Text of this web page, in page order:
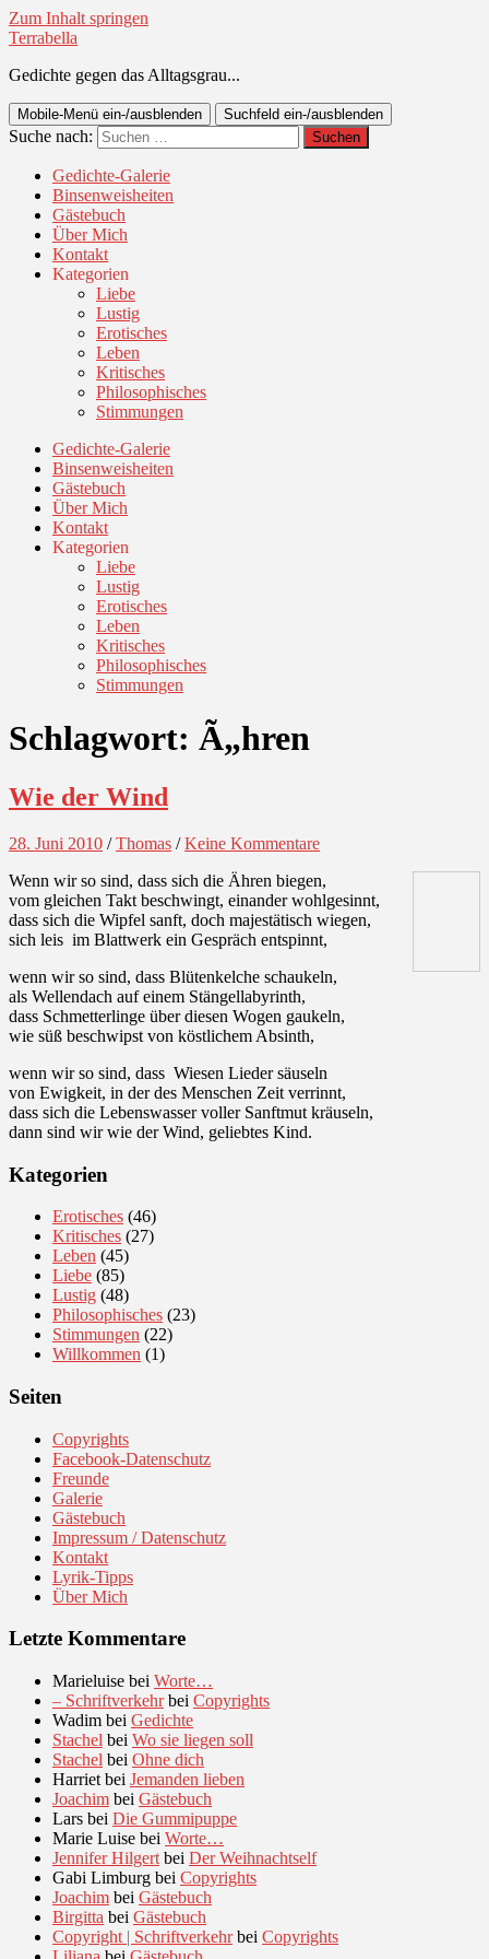
Zum Inhalt springen
Terrabella
Gedichte gegen das Alltagsgrau...
Mobile-Menü ein-/ausblenden Suchfeld ein-/ausblenden
Suche nach:
Gedichte-Galerie
Binsenweisheiten
Gästebuch
Über Mich
Kontakt
Kategorien
Liebe
Lustig
Erotisches
Leben
Kritisches
Philosophisches
Stimmungen
Gedichte-Galerie
Binsenweisheiten
Gästebuch
Über Mich
Kontakt
Kategorien
Liebe
Lustig
Erotisches
Leben
Kritisches
Philosophisches
Stimmungen
Schlagwort: Ã„hren
Wie der Wind
28. Juni 2010 /Thomas /Keine Kommentare
Wenn wir so sind, dass sich die Ähren biegen,
vom gleichen Takt beschwingt, einander wohlgesinnt,
dass sich die Wipfel sanft, doch majestätisch wiegen,
sich leis im Blattwerk ein Gespräch entspinnt,
wenn wir so sind, dass Blütenkelche schaukeln,
als Wellendach auf einem Stängellabyrinth,
dass Schmetterlinge über diesen Wogen gaukeln,
wie süß beschwipst von köstlichem Absinth,
wenn wir so sind, dass Wiesen Lieder säuseln
von Ewigkeit, in der des Menschen Zeit verrinnt,
dass sich die Lebenswasser voller Sanftmut kräuseln,
dann sind wir wie der Wind, geliebtes Kind.
Kategorien
Erotisches (46)
Kritisches (27)
Leben (45)
Liebe (85)
Lustig (48)
Philosophisches (23)
Stimmungen (22)
Willkommen (1)
Seiten
Copyrights
Facebook-Datenschutz
Freunde
Galerie
Gästebuch
Impressum / Datenschutz
Kontakt
Lyrik-Tipps
Über Mich
Letzte Kommentare
Marieluise bei Worte…
– Schriftverkehrbei Copyrights
Wadim bei Gedichte
Stachel bei Wo sie liegen soll
Stachel bei Ohne dich
Harriet bei Jemanden lieben
Joachim bei Gästebuch
Lars bei Die Gummipuppe
Marie Luise bei Worte…
Jennifer Hilgert bei Der Weihnachtself
Gabi Limburg bei Copyrights
Joachim bei Gästebuch
Birgitta bei Gästebuch
Copyright | Schriftverkehrbei Copyrights